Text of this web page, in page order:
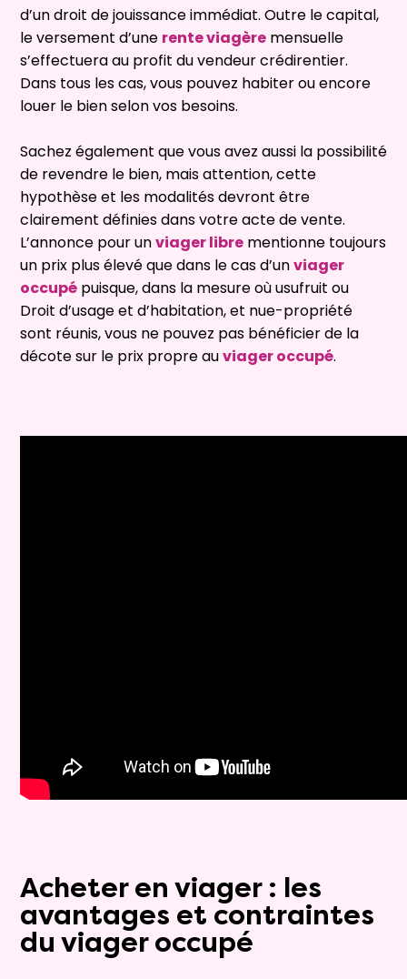
d’un droit de jouissance immédiat. Outre le capital,
le versement d’une rente viagère mensuelle
s’effectuera au profit du vendeur crédirentier.
Dans tous les cas, vous pouvez habiter ou encore
louer le bien selon vos besoins.
Sachez également que vous avez aussi la possibilité
de revendre le bien, mais attention, cette
hypothèse et les modalités devront être
clairement définies dans votre acte de vente.
L’annonce pour unviager libre mentionne toujours
un prix plus élevé que dans le cas d’unviager
occupé puisque, dans la mesure où usufruit ou
Droit d’usage et d’habitation, et nue-propriété
sont réunis, vous ne pouvez pas bénéficier de la
décote sur le prix propre auviager occupé.
Acheter en viager : les
avantages et contraintes
du viager occupé